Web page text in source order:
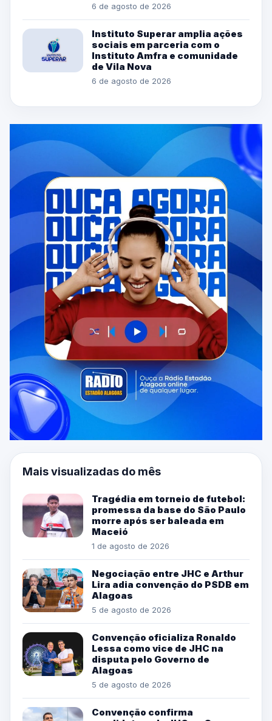
6 de agosto de 2026
Instituto Superar amplia ações
sociais em parceria com o
Instituto Amfra e comunidade
de Vila Nova
6 de agosto de 2026
Mais visualizadas do mês
Tragédia em torneio de futebol:
promessa da base do São Paulo
morre após ser baleada em
Maceió
1 de agosto de 2026
Negociação entre JHC e Arthur
Lira adia convenção do PSDB em
Alagoas
5 de agosto de 2026
Convenção oficializa Ronaldo
Lessa como vice de JHC na
disputa pelo Governo de
Alagoas
5 de agosto de 2026
Convenção confirma